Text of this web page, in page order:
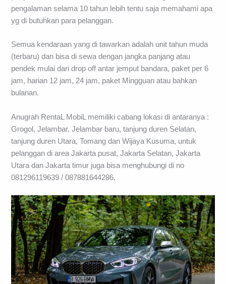
pengalaman selama 10 tahun lebih tentu saja memahami apa
yg di butuhkan para pelanggan.
Semua kendaraan yang di tawarkan adalah unit tahun muda
(terbaru) dan bisa di sewa dengan jangka panjang atau
pendek mulai dari drop off antar jemput bandara, paket per 6
jam, harian 12 jam, 24 jam, paket Mingguan atau bahkan
bulanan.
Anugrah RentaL MobiL memiliki cabang lokasi di antaranya :
Grogol, Jelambar, Jelambar baru, tanjung duren Selatan,
tanjung duren Utara, Tomang dan Wijaya Kusuma, untuk
pelanggan di area Jakarta pusat, Jakarta Selatan, Jakarta
Utara dan Jakarta timur juga bisa menghubungi di no
081296119639 / 087881644286.